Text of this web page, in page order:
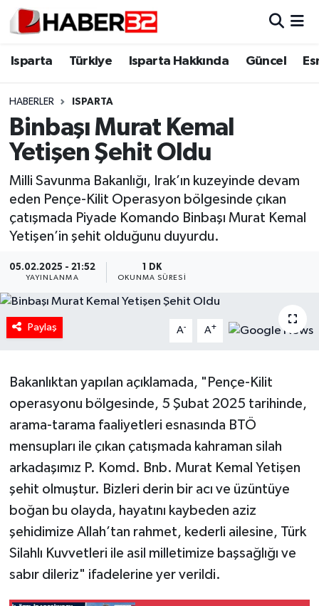
Isparta Türkiye Isparta Hakkında Güncel
HABERLER ISPARTA
Binbaşı Murat Kemal
Yetişen Şehit Oldu
Milli Savunma Bakanlığı, Irak’ın kuzeyinde devam
eden Pençe-Kilit Operasyon bölgesinde çıkan
çatışmada Piyade Komando Binbaşı Murat Kemal
Yetişen’in şehit olduğunu duyurdu.
05.02.2025 - 21:52
YAYINLANMA
1 DK
OKUNMA SÜRESI
Paylaş A- A+
Bakanlıktan yapılan açıklamada, "Pençe-Kilit
operasyonu bölgesinde, 5 Şubat 2025 tarihinde,
arama-tarama faaliyetleri esnasında BTÖ
mensupları ile çıkan çatışmada kahraman silah
arkadaşımız P. Komd. Bnb. Murat Kemal Yetişen
şehit olmuştur. Bizleri derin bir acı ve üzüntüye
boğan bu olayda, hayatını kaybeden aziz
şehidimize Allah’tan rahmet, kederli ailesine, Türk
Silahlı Kuvvetleri ile asil milletimize başsağlığı ve
sabır dileriz" ifadelerine yer verildi.
Isparta
Esnaf Diyor ki;
ASAYİŞ
BİLİM VE TEKNOLOJİ
EĞİTİM
GENEL
Güncel
İlginç
KÜLTÜR SANAT
MAGAZİN
Oyun
POLİTİKA
SAĞLIK
Isparta Nöbetçi Eczaneler
Isparta Trafik Yoğunluk Haritası
Süper Lig Puan Durumu ve Fikstür
Tüm Manşetler
Son Dakika Haberleri
Haber Arşivi